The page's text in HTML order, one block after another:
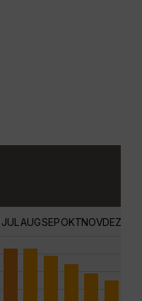
JUL AUGSEPOKTNOVDEZ